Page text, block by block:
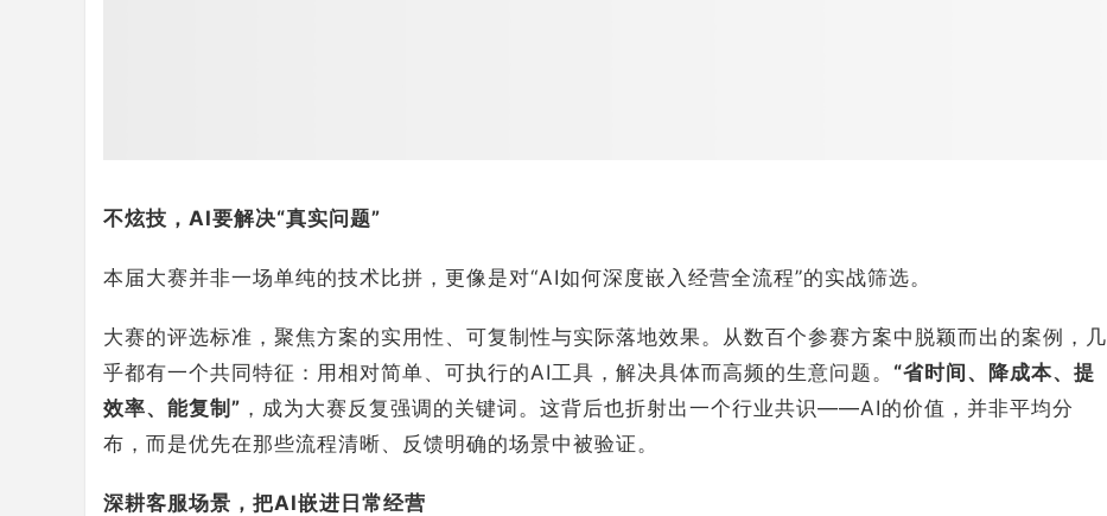
不炫技， AI要解决“真实问题”
本届大赛并非一场单纯的技术比拼，更像是对“AI如何深度嵌入经营全流程”的实战筛选。
大赛的评选标准，聚焦方案的实用性、可复制性与实际落地效果。从数百个参赛方案中脱颖而出的案例，几
乎都有一个共同特征：用相对简单、可执行的AI工具，解决具体而高频的生意问题。 “省时间、降成本、提
效率、能复制” ，成为大赛反复强调的关键词。这背后也折射出一个行业共识——AI的价值，并非平均分
布，而是优先在那些流程清晰、反馈明确的场景中被验证。
深耕客服场景，把AI嵌进日常经营